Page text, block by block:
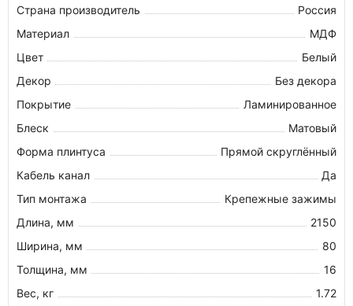
Страна производитель
Россия
Материал
МДФ
Цвет
Белый
Декор
Без декора
Покрытие
Ламинированное
Блеск
Матовый
Форма плинтуса
Прямой скруглённый
Кабель канал
Да
Тип монтажа
Крепежные зажимы
Длина, мм
2150
Ширина, мм
80
Толщина, мм
16
Вес, кг
1.72